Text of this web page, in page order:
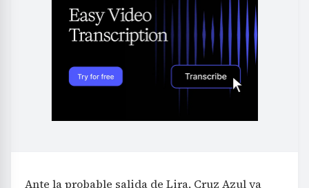
Ante la probable salida de Lira, Cruz Azul ya